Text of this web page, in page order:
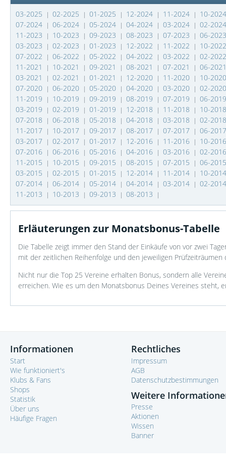
03-2025 | 02-2025 | 01-2025 | 12-2024 | 11-2024 | 10-
07-2024 | 06-2024 | 05-2024 | 04-2024 | 03-2024 | 02-
11-2023
| 10-2023 | 09-2023 | 08-2023 | 07-2023 | 06-
03-2023
| 02-2023 | 01-2023 | 12-2022 | 11-2022 | 10-
07-2022
| 06-2022 | 05-2022 | 04-2022 | 03-2022 | 02-
11-2021
| 10-2021 | 09-2021 | 08-2021 | 07-2021 | 06-
03-2021
| 02-2021 | 01-2021 | 12-2020 | 11-2020 | 10-
07-2020 | 06-2020 | 05-2020 | 04-2020 | 03-2020 | 02-
11-2019
| 10-2019 | 09-2019 | 08-2019 | 07-2019 | 06-
03-2019
| 02-2019 | 01-2019 | 12-2018 | 11-2018 | 10-
07-2018
| 06-2018 | 05-2018 | 04-2018 | 03-2018 | 02-
11-2017 | 10-2017 | 09-2017 | 08-2017 | 07-2017 | 06-
03-2017 | 02-2017 | 01-2017 | 12-2016 | 11-2016 | 10-
07-2016 | 06-2016 | 05-2016 | 04-2016 | 03-2016 | 02-
11-2015
| 10-2015 | 09-2015 | 08-2015 | 07-2015 | 06-
03-2015
| 02-2015 | 01-2015 | 12-2014 | 11-2014 | 10-
07-2014 | 06-2014 | 05-2014 | 04-2014 | 03-2014 | 02-
11-2013
| 10-2013 | 09-2013 | 08-2013 |
Erläuterungen zur Monatsbonus-Tabelle
Die Tabelle zeigt immer den Stand der Einkäufe von vor zwei
mit der zeitlichen Reihenfolge und den jeweiligen Prüfzeiträumen
Nicht nur die Top 25 Vereine erhalten Bonus, sondern alle
erreichen. Wie es um den Monatsbonus Deines Vereines steht,
Informationen
Start
Wie funktioniert's
Klubs & Fans
Shops
Statistik
Über uns
Häufige Fragen
Rechtliches
Impressum
AGB
Datenschutzbestimmungen
Weitere
Presse
Aktionen
Wissen
Banner